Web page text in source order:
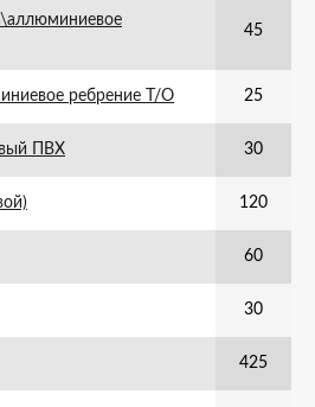
45
ребрение Т/О 25
ПВХ 30
120
60
30
425